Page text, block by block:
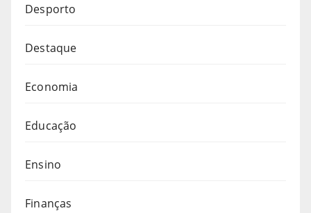
Desporto
Destaque
Economia
Educação
Ensino
Finanças